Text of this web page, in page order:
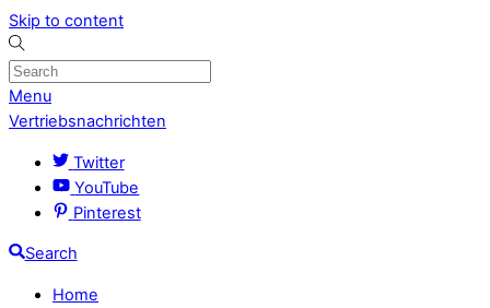
Skip to content
Menu
Vertriebsnachrichten
Twitter
YouTube
Pinterest
Search
Home